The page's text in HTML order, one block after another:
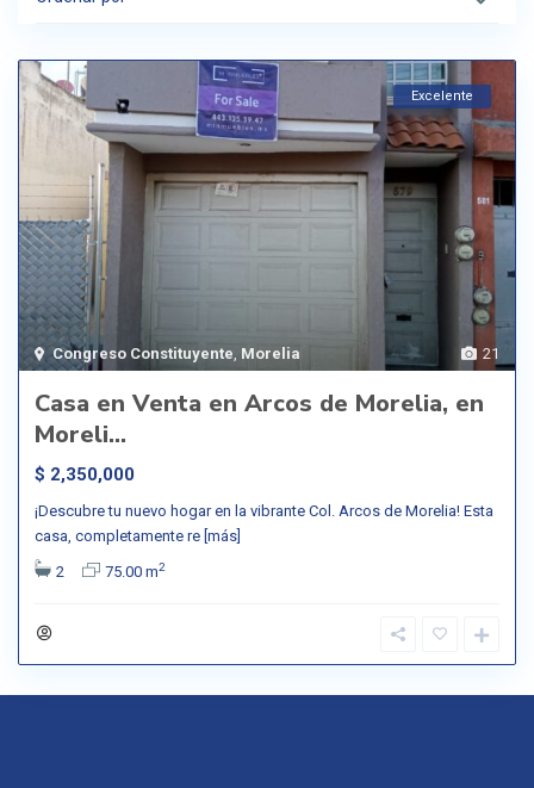
21
Congreso Constituyente Morelia
Excelente
Casa en Venta en Arcos de Morelia, en
Moreli...
$ 2,350,000
¡Descubre tu nuevo hogar en la vibrante Col. Arcos de Morelia! Esta
casa, completamente re [más]
2
75.00 m2